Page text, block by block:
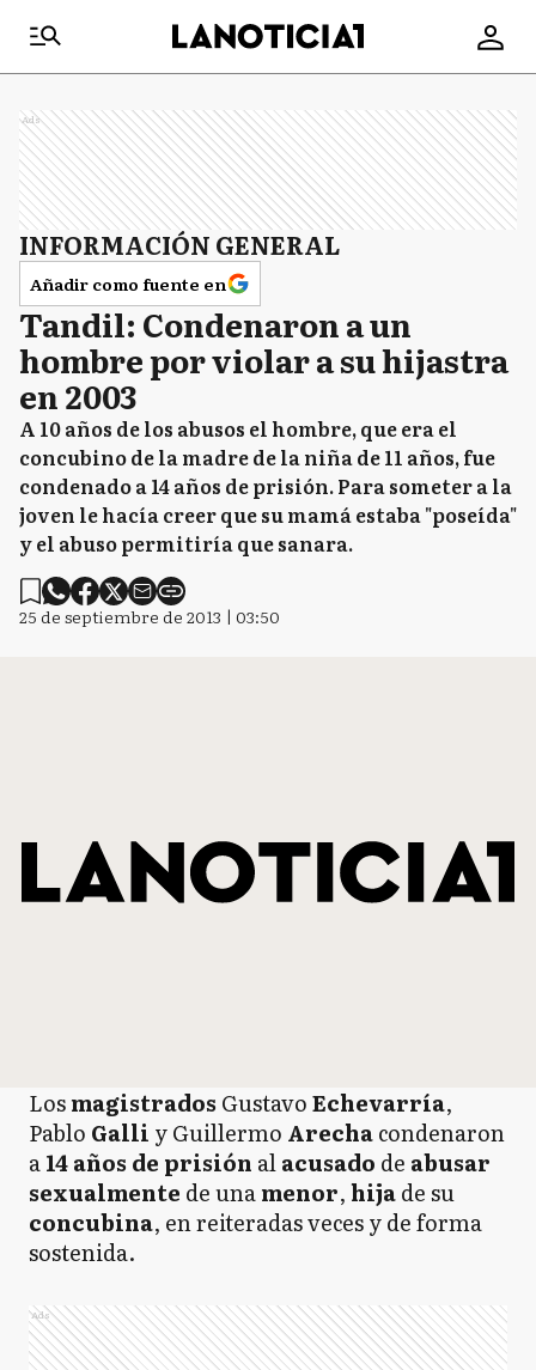
Ads
INFORMACIÓN GENERAL
Añadir como fuente en
Tandil: Condenaron a un
hombre por violar a su hijastra
en 2003
A 10 años de los abusos el hombre, que era el
concubino de la madre de la niña de 11 años, fue
condenado a 14 años de prisión. Para someter a la
joven le hacía creer que su mamá estaba "poseída"
y el abuso permitiría que sanara.
25 de septiembre de 2013 | 03:50
Losmagistrados GustavoEchevarría,
Pablo Galli y Guillermo Arechacondenaron
a14 años de prisión alacusado de abusar
sexualmente de unamenor, hijade su
concubina, en reiteradas veces y de forma
sostenida.
Ads